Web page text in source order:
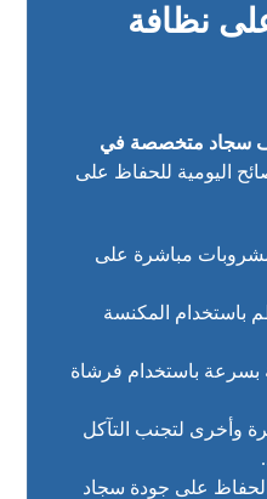
نظافة
سجاد متخصصة في
اليومية للحفاظ على
مباشرة على
باستخدام المكنسة
بسرعة باستخدام فرشاة
وأخرى لتجنب التآكل
على جودة سجاد